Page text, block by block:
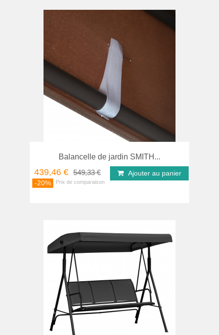
Balancelle de jardin SMITH...
439,46 € 549,33 €
-20%
Ajouter au panier